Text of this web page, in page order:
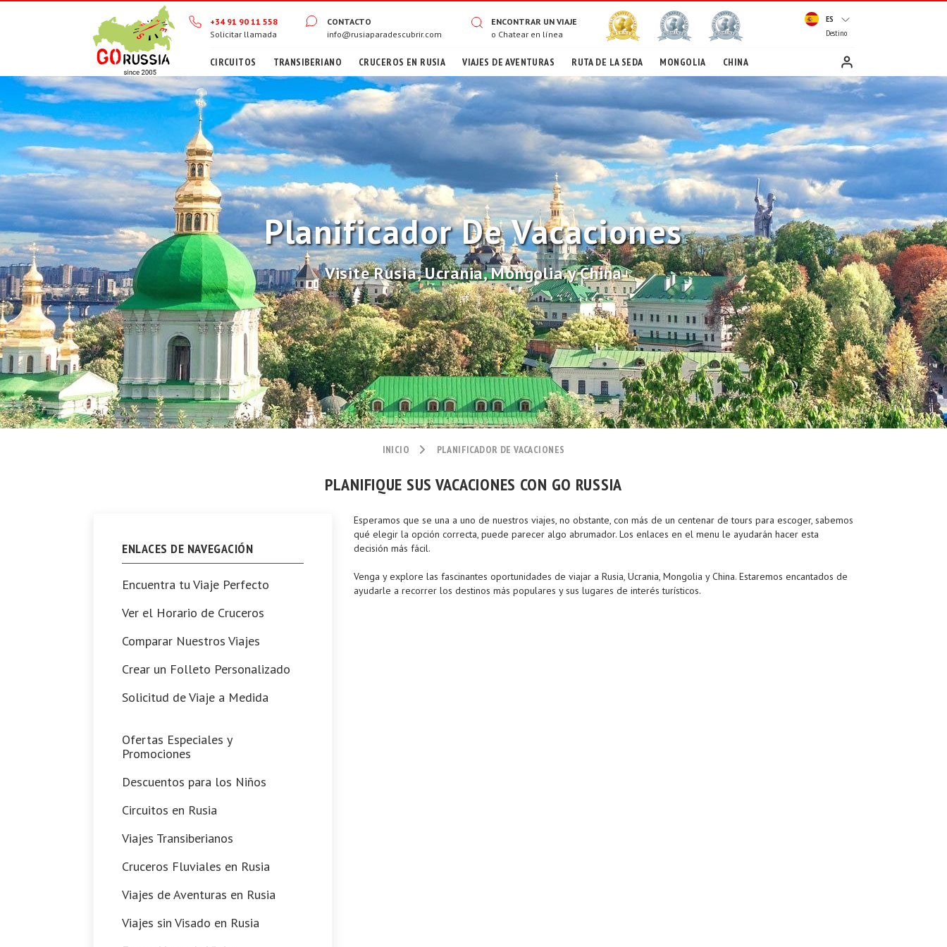
+34 91 90 11 558
Solicitar llamada
CONTACTO
info@rusiaparadescubrir.com
ENCONTRAR UN VIAJE
o Chatear en línea
ES
Destino
CIRCUITOS TRANSIBERIANO CRUCEROS EN RUSIA VIAJES DE AVENTURAS RUTA DE LA SEDA MONGOLIA CHINA
Planificador De Vacaciones
Visite Rusia, Ucrania, Mongolia y China
INICIO PLANIFICADOR DE VACACIONES
PLANIFIQUE SUS VACACIONES CON GO RUSSIA
ENLACES DE NAVEGACIÓN
Encuentra tu Viaje Perfecto
Ver el Horario de Cruceros
Comparar Nuestros Viajes
Crear un Folleto Personalizado
Solicitud de Viaje a Medida
Ofertas Especiales y
Promociones
Descuentos para los Niños
Circuitos en Rusia
Viajes Transiberianos
Cruceros Fluviales en Rusia
Viajes de Aventuras en Rusia
Viajes sin Visado en Rusia
Esperamos que se una a uno de nuestros viajes, no obstante, con más de un centenar de tours para escoger, sabemos
qué elegir la opción correcta, puede parecer algo abrumador. Los enlaces en el menu le ayudarán hacer esta
decisión más fácil.
Venga y explore las fascinantes oportunidades de viajar a Rusia, Ucrania, Mongolia y China. Estaremos encantados de
ayudarle a recorrer los destinos más populares y sus lugares de interés turísticos.